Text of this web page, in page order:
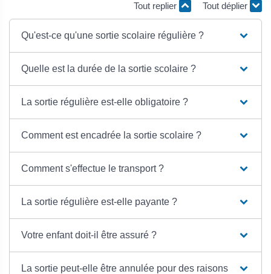
Tout replier Tout déplier
Qu'est-ce qu'une sortie scolaire régulière ?
Quelle est la durée de la sortie scolaire ?
La sortie régulière est-elle obligatoire ?
Comment est encadrée la sortie scolaire ?
Comment s'effectue le transport ?
La sortie régulière est-elle payante ?
Votre enfant doit-il être assuré ?
La sortie peut-elle être annulée pour des raisons